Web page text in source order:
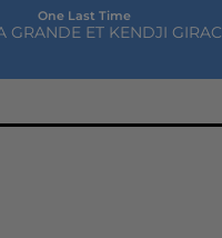
One Last Time
GRANDE ET KENDJI GIRAC